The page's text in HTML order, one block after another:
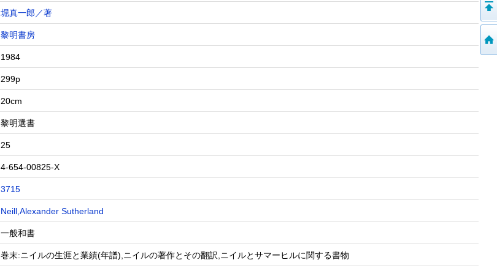
堀真一郎／著
黎明書房
1984
299p
20cm
黎明選書
25
4-654-00825-X
3715
Neill,Alexander Sutherland
一般和書
巻末:ニイルの生涯と業績(年譜),ニイルの著作とその翻訳,ニイルとサマーヒルに関する書物